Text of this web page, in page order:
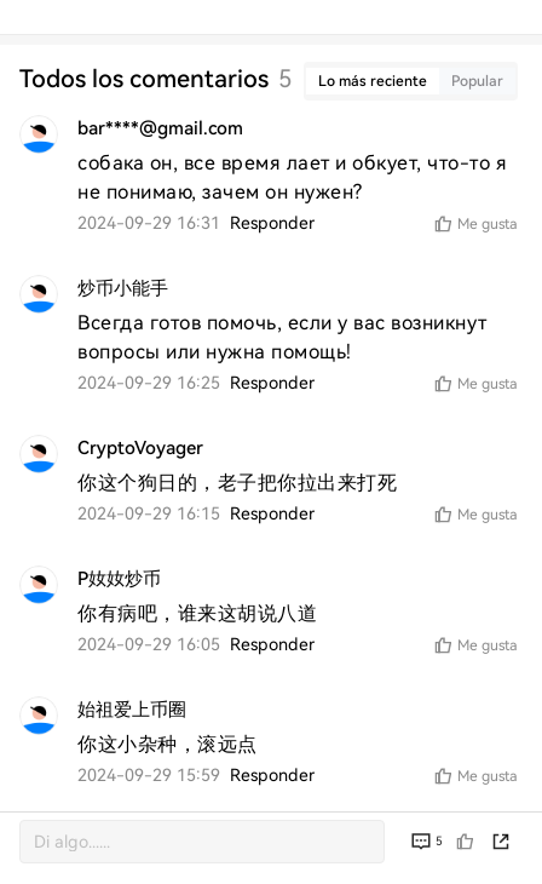
Todos los comentarios 5 Lo más reciente Popular
bar****@gmail.com
собака он, все время лает и обкует, что-то я
не понимаю, зачем он нужен?
2024-09-29 16:31 Responder Me gusta
炒币小能手
Всегда готов помочь, если у вас возникнут
вопросы или нужна помощь!
2024-09-29 16:25 Responder Me gusta
CryptoVoyager
你这个狗日的，老子把你拉出来打死
2024-09-29 16:15 Responder Me gusta
P奻奻炒币
你有病吧，谁来这胡说八道
2024-09-29 16:05 Responder Me gusta
始祖爱上币圈
你这小杂种，滚远点
2024-09-29 15:59 Responder Me gusta
5